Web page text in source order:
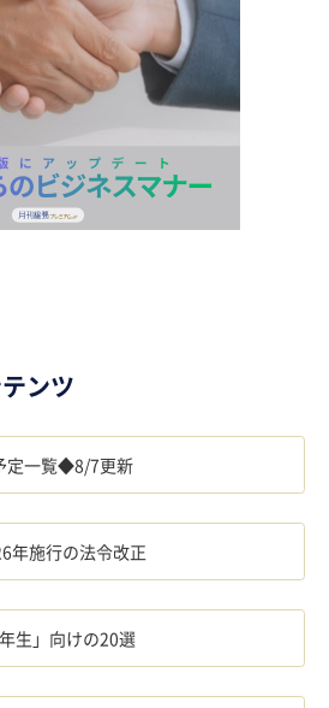
ンツ
定一覧◆8/7更新
年施行の法令改正
生」向けの20選